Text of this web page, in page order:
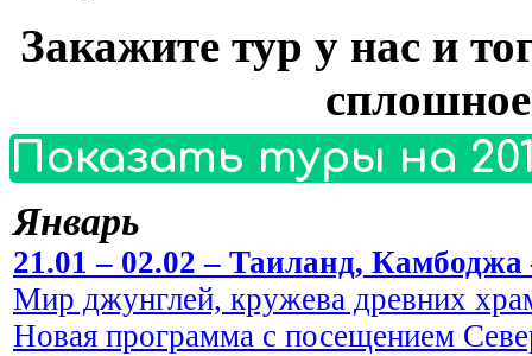
Закажите тур у нас и
Показать туры на
Январь
21.01 – 02.02 – Таиланд,
Мир джунглей, кружева древних
Новая программа с посещением